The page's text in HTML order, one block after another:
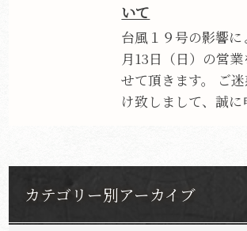
いて
台風１９号の影響に
月13日（日）の営業
せて頂きます。 ご
け致しまして、誠に
カテゴリー別アーカイブ